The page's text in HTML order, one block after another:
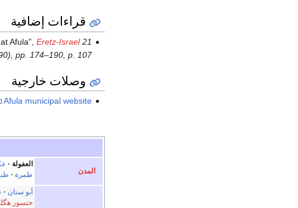
قراءات إضافية
Afula", Eretz-Israel21
pp. 174–190, p. 107.
وصلات خارجية
Afula municipal website
المدن
العفولة
طمرة
أبو سنان
حتسور